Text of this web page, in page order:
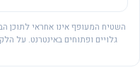
השטיח המעופף אינו אחראי לתוכן
גלויים ופתוחים באינטרנט. על